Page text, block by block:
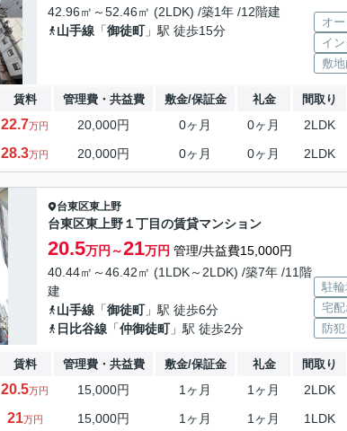
42.96㎡～52.46㎡ (2LDK) /築1年 /12階建
山手線 「御徒町」駅 徒歩15分
オ
イ
敷
賃料 管理費・共益費 敷金/保証金 礼金 間取り
22.7万円 20,000円 0ヶ月 0ヶ月 2LDK
28.3万円 20,000円 0ヶ月 0ヶ月 2LDK
台東区東上野
台東区東上野１丁目の賃貸マンション
20.5万円～21万円 管理/共益費15,000円
40.44㎡～46.42㎡ (1LDK～2LDK) /築7年 /11階
建
山手線 「御徒町」駅 徒歩6分
日比谷線 「仲御徒町」駅 徒歩2分
駐
宅配
防
賃料 管理費・共益費 敷金/保証金 礼金 間取り
20.5万円 15,000円 1ヶ月 1ヶ月 2LDK
21万円 15,000円 1ヶ月 1ヶ月 1LDK